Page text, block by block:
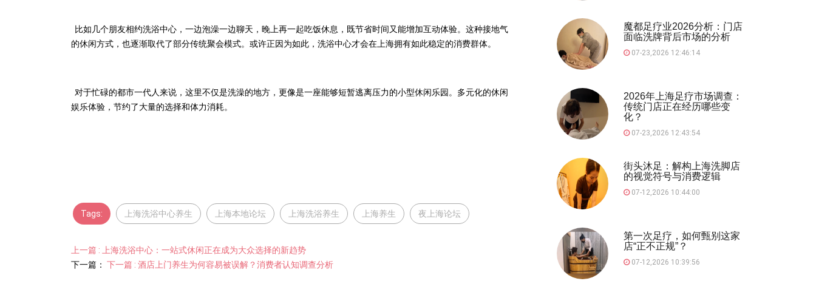
比如几个朋友相约洗浴中心，一边泡澡一边聊天，晚上再一起吃饭休息，既节省时间又能增加互动体验。这种接地气
的休闲方式，也逐渐取代了部分传统聚会模式。或许正因为如此，洗浴中心才会在上海拥有如此稳定的消费群体。
对于忙碌的都市一代人来说，这里不仅是洗澡的地方，更像是一座能够短暂逃离压力的小型休闲乐园。多元化的休闲
娱乐体验，节约了大量的选择和体力消耗。
Tags: 上海洗浴中心养生 上海本地论坛 上海洗浴养生 上海养生 夜上海论坛
上一篇 : 上海洗浴中心：一站式休闲正在成为大众选择的新趋势
下一篇： 下一篇 : 酒店上门养生为何容易被误解？消费者认知调查分析
魔都足疗业2026分析：门店
面临洗牌背后市场的分析
07-23,2026 12:46:14
2026年上海足疗市场调查：
传统门店正在经历哪些变
化？
07-23,2026 12:43:54
街头沐足：解构上海洗脚店
的视觉符号与消费逻辑
07-12,2026 10:44:00
第一次足疗，如何甄别这家
店“正不正规”？
07-12,2026 10:39:56